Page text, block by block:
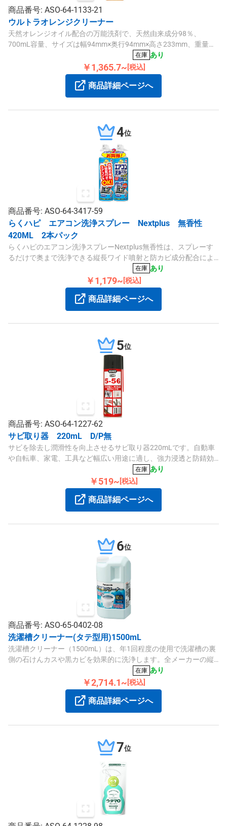
商品番号: ASO-64-1133-21
ウルトラオレンジクリーナー
天然オレンジオイル配合の万能洗剤で、天然由来成分98％、
700mL容量、サイズは幅94mm×奥行94mm×高さ233mm、重量
在庫 あり
￥1,365.7~ [税込]
商品詳細ページへ
4位
商品番号: ASO-64-3417-59
らくハピ エアコン洗浄スプレー Nextplus 無香性
420ML 2本パック
らくハピのエアコン洗浄スプレーNextplus無香性は、スプレーす
るだけで奥まで洗浄できる縦長ワイド噴射と防カビ成分配合によ
り、手軽にエアコンの清潔維持が可能です。内容量420mL、2本パ
在庫 あり
￥1,179~[税込]
商品詳細ページへ
5位
商品番号: ASO-64-1227-62
サビ取り器 220mL D/P無
サビを除去し潤滑性を向上させるサビ取り器220mLです。自動車
や自転車、家電、工具など幅広い用途に適し、強力浸透と防錆効
在庫 あり
￥519~ [税込]
商品詳細ページへ
6位
商品番号: ASO-65-0402-08
洗濯槽クリーナー(タテ型用)1500mL
洗濯槽クリーナー（1500mL）は、年1回程度の使用で洗濯槽の裏
側の石けんカスや黒カビを効果的に洗浄します。全メーカーの縦
型全自動洗濯機に対応し、12時間放置でお手入れが簡単に行えま
在庫 あり
￥2,714.1~ [税込]
商品詳細ページへ
7位